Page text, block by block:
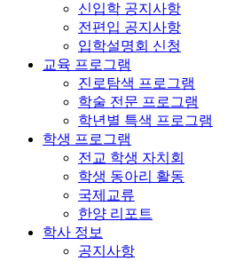
신입학 공지사항
전편입 공지사항
입학설명회 신청
교육 프로그램
진로탐색 프로그램
학술 전문 프로그램
학년별 특색 프로그램
학생 프로그램
전교 학생 자치회
학생 동아리 활동
국제교류
한양 리포트
학사 정보
공지사항